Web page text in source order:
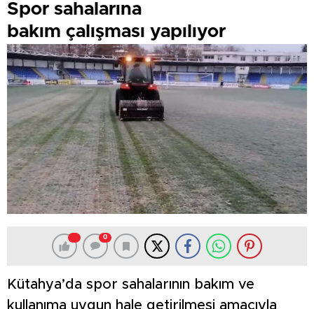
Spor sahalarına
bakım çalışması yapılıyor
0
Kütahya’da spor sahalarının bakım ve
kullanıma uygun hale getirilmesi amacıyla